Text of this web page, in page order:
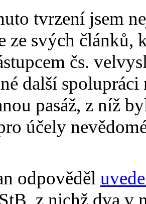
tvrzení jsem
ze svých článků,
čs.
další
pasáž, z níž
účely
odpověděl